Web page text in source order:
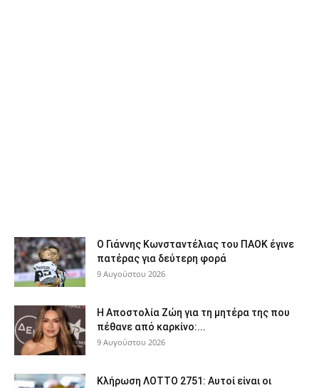
Ο Γιάννης Κωνσταντέλιας του ΠΑΟΚ έγινε
πατέρας για δεύτερη φορά
9 Αυγούστου 2026
Η Αποστολία Ζώη για τη μητέρα της που
πέθανε από καρκίνο:...
9 Αυγούστου 2026
Κλήρωση ΛΟΤΤΟ 2751: Αυτοί είναι οι